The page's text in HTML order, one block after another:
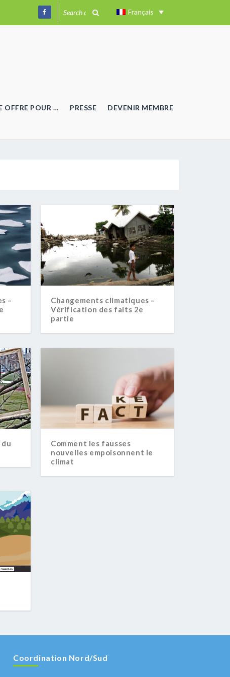
Français
OFFRE POUR … PRESSE DEVENIR MEMBRE
–
Changements climatiques –
Vérification des faits 2e
partie
Comment les fausses
nouvelles empoisonnent le
climat
Coordination Nord/Sud